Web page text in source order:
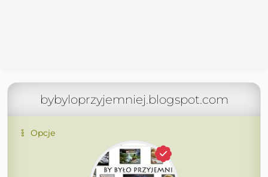
bybyloprzyjemniej.blogspot.com
Opcje